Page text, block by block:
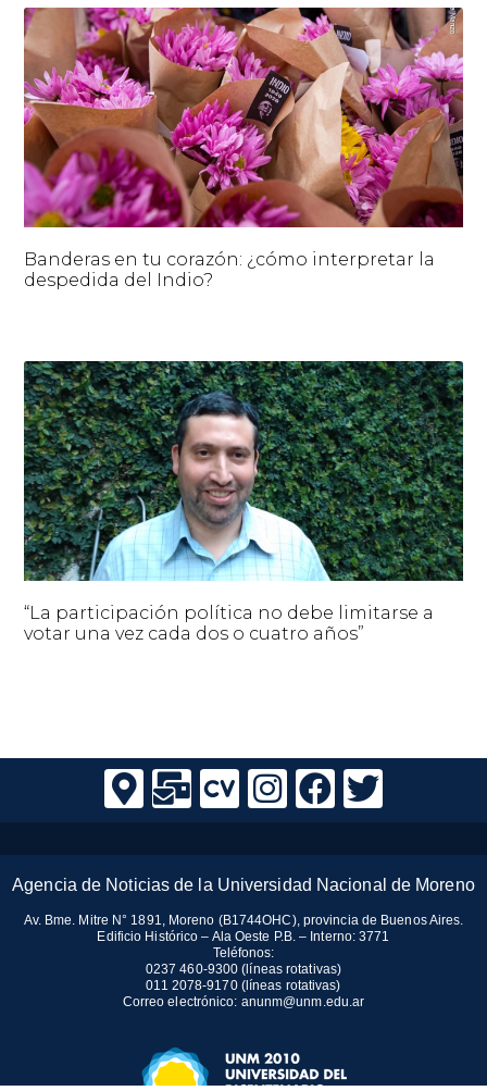
Banderas en tu corazón: ¿cómo interpretar la
despedida del Indio?
“La participación política no debe limitarse a
votar una vez cada dos o cuatro años”
Agencia de Noticias de la Universidad Nacional de Moreno
Av. Bme. Mitre N° 1891, Moreno (B1744OHC), provincia de Buenos Aires.
Edificio Histórico – Ala Oeste P.B. – Interno: 3771
Teléfonos:
0237 460-9300 (líneas rotativas)
011 2078-9170 (líneas rotativas)
Correo electrónico: anunm@unm.edu.ar